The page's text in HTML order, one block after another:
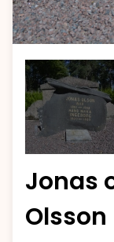
Jonas
Olsson